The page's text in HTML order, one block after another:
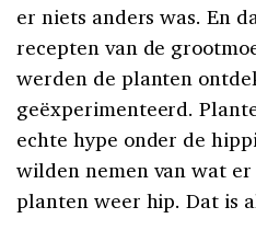
er niets anders was. En
recepten van de
werden de planten
geëxperimenteerd.
echte hype onder de
wilden nemen van wat
planten weer hip. Dat is